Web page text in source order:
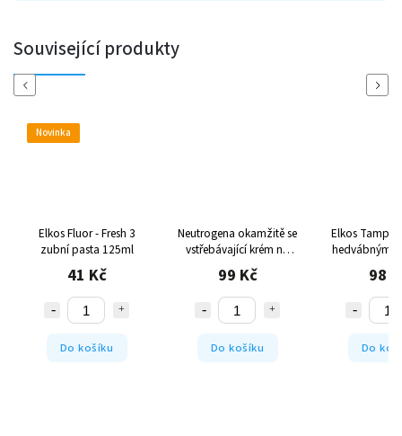
Související produkty
Previous
Novinka
Elkos Fluor - Fresh 3
zubní pasta 125ml
41 Kč
Do košíku
Neutrogena okamžitě se
vstřebávající krém na
ruce 75ml
99 Kč
Do košíku
Elkos
hedvábným
56ks
98
Do
Next